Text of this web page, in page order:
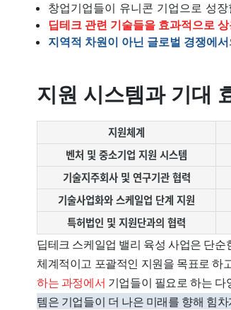
창업기업들이 유니콘 기업으로 성
딥테크 관련 기술들을 효과적으로
지역적 차원이 아닌 글로벌 경쟁에서
지원 시스템과 기대
지원체계
벤처 및 중소기업 지원 시스템
기술지주회사 및 연구기관 협력
기술사업화와 스케일업 단계 지원
특허법인 및 지원단과의 협력
딥테크 스케일업 밸리 육성 사업은 단
체계적이고 포괄적인 지원을 목표로 하
하는 과정에서 기업들이 필요로 하는
템은 기업들이 더 나은 미래를 향해 힘